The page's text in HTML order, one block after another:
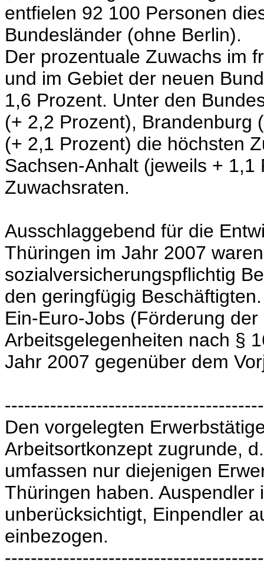
entfielen 92 100 Personen
Bundesländer (ohne Berlin).
Der prozentuale Zuwachs im
und im Gebiet der neuen
1,6 Prozent. Unter den
(+ 2,2 Prozent), Brandenburg
(+ 2,1 Prozent) die höchsten
Sachsen-Anhalt (jeweils +
Zuwachsraten.
Ausschlaggebend für die
Thüringen im Jahr 2007
sozialversicherungspflichtig
den geringfügig
Ein-Euro-Jobs (Förderung
Arbeitsgelegenheiten nach §
Jahr 2007 gegenüber dem
Den vorgelegten
Arbeitsortkonzept zugrunde,
umfassen nur diejenigen
Thüringen haben.
unberücksichtigt, Einpendler
einbezogen.